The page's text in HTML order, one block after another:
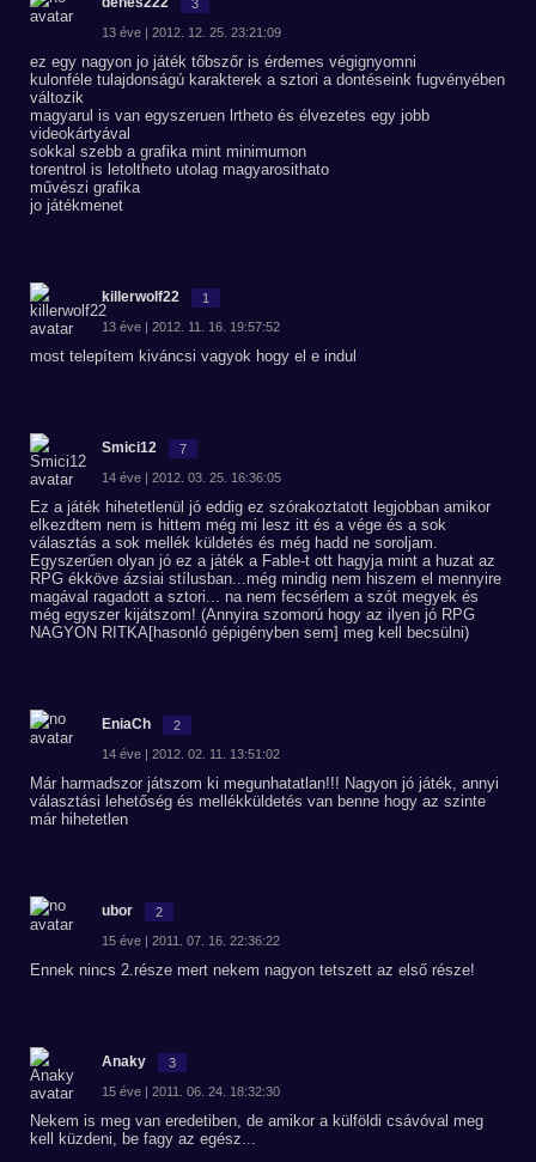
3
13 éve | 2012. 12. 25. 23:21:09
ez egy nagyon jo játék tőbszőr is érdemes végignyomni
kulonféle tulajdonságú karakterek a sztori a dontéseink fugvényében
változik
magyarul is van egyszeruen lrtheto és élvezetes egy jobb
videokártyával
sokkal szebb a grafika mint minimumon
torentrol is letoltheto utolag magyarosithato
művészi grafika
jo játékmenet
killerwolf22 1
13 éve | 2012. 11. 16. 19:57:52
most telepítem kiváncsi vagyok hogy el e indul
Smici12 7
14 éve | 2012. 03. 25. 16:36:05
Ez a játék hihetetlenül jó eddig ez szórakoztatott legjobban amikor
elkezdtem nem is hittem még mi lesz itt és a vége és a sok
választás a sok mellék küldetés és még hadd ne soroljam.
Egyszerűen olyan jó ez a játék a Fable-t ott hagyja mint a huzat az
RPG ékköve ázsiai stílusban...még mindig nem hiszem el mennyire
magával ragadott a sztori... na nem fecsérlem a szót megyek és
még egyszer kijátszom! (Annyira szomorú hogy az ilyen jó RPG
NAGYON RITKA[hasonló gépigényben sem] meg kell becsülni)
EniaCh 2
14 éve | 2012. 02. 11. 13:51:02
Már harmadszor játszom ki megunhatatlan!!! Nagyon jó játék, annyi
választási lehetőség és mellékküldetés van benne hogy az szinte
már hihetetlen
ubor 2
15 éve | 2011. 07. 16. 22:36:22
Ennek nincs 2.része mert nekem nagyon tetszett az első része!
Anaky 3
15 éve | 2011. 06. 24. 18:32:30
Nekem is meg van eredetiben, de amikor a külföldi csávóval meg
kell küzdeni, be fagy az egész...